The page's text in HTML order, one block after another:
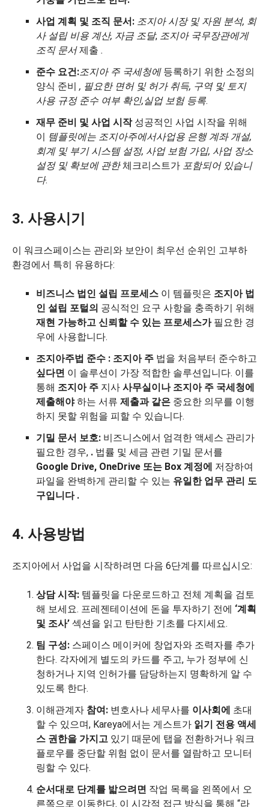
사업 계획 및 조직 문서: 조지아 시장 및 자원 분석, 회
사 설립 비용 계산, 자금 조달, 조지아 국무장관에게
조직 문서제출 .
준수 요건:조지아 주 국세청에등록하기 위한 소정의
양식 준비 , 필요한 면허 및 허가 취득, 구역 및 토지
사용 규정 준수 여부 확인,실업 보험 등록.
재무 준비 및 사업 시작성공적인 사업 시작을 위해
이
템플릿에는 조지아주에서사업용 은행 계좌 개설,
회계 및 부기 시스템 설정, 사업 보험 가입, 사업 장소
설정 및 확보에 관한체크리스트가 포함되어 있습니
다.
3. 사용시기
이 워크스페이스는 관리와 보안이 최우선 순위인 고부하
환경에서 특히 유용하다:
비즈니스 법인 설립 프로세스 이 템플릿은 조지아 법
인 설립 포털의 공식적인 요구 사항을 충족하기 위해
재현 가능하고 신뢰할 수 있는 프로세스가필요한 경
우에 사용합니다.
조지아주법 준수 : 조지아 주 법을 처음부터 준수하고
싶다면 이 솔루션이 가장 적합한 솔루션입니다. 이를
통해 조지아 주 지사 사무실이나 조지아 주 국세청에
제출해야하는 서류 제출과 같은 중요한 의무를 이행
하지 못할 위험을 피할 수 있습니다.
기밀 문서 보호: 비즈니스에서 엄격한 액세스 관리가
필요한 경우, . 법률 및 세금 관련 기밀 문서를
Google Drive, OneDrive 또는 Box 계정에 저장하여
파일을 완벽하게 관리할 수 있는 유일한 업무 관리 도
구입니다 .
4. 사용방법
조지아에서 사업을 시작하려면 다음 6단계를 따르십시오:
상담 시작: 템플릿을 다운로드하고 전체 계획을 검토
해 보세요. 프레젠테이션에 돈을 투자하기 전에 ‘계획
및 조사’ 섹션을 읽고 탄탄한 기초를 다지세요.
팀 구성: 스페이스 메이커에 창업자와 조력자를 추가
한다. 각자에게 별도의 카드를 주고, 누가 정부에 신
청하거나 지역 인허가를 담당하는지 명확하게 알 수
있도록 한다.
이해관계자 참여: 변호사나 세무사를 이사회에 초대
할 수 있으며, Kareya에서는 게스트가 읽기 전용 액세
스 권한을 가지고 있기 때문에 탭을 전환하거나 워크
플로우를 중단할 위험 없이 문서를 열람하고 모니터
링할 수 있다.
순서대로 단계를 밟으려면 작업 목록을 왼쪽에서 오
른쪽으로 이동한다. 이 시각적 접근 방식을 통해 “라